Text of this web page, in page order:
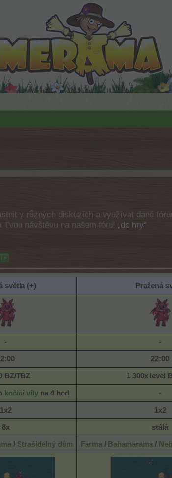
v různých diskuzích a využívat dané
návštěvu na našem fóru! „do hry“
>
světla (+) Pražená
- -
22:00
BZ/TBZ 1 300x level
kočičí vílyna 4 hod. -
1x2 1x2
8x stálá
/Strašidelný dům Farma/ Bahamarama/